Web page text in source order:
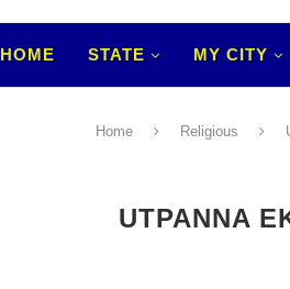
HOME STATE MY CITY
Home Religious
UTPANNA